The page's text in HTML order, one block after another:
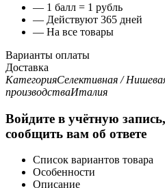
— 1 балл = 1 рубль
— Действуют 365 дней
— На все товары
Варианты оплаты
Доставка
КатегорияСелективная /
производстваИталия
Войдите в учётную
сообщить вам об ответе
Список вариантов товара
Особенности
Описание